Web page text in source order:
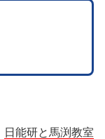
日能研と馬渕教室